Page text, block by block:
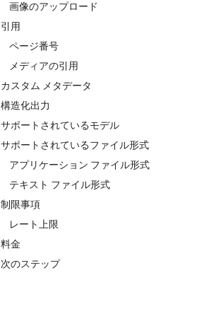
画像のアップロード
引用
ページ番号
メディアの引用
カスタム メタデータ
構造化出力
サポートされているモデル
サポートされているファイル形式
アプリケーション ファイル形式
テキスト ファイル形式
制限事項
レート上限
料金
次のステップ